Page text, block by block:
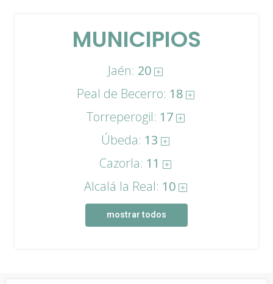
MUNICIPIOS
Jaén: 20
Peal de Becerro: 18
Torreperogil: 17
Úbeda: 13
Cazorla: 11
Alcalá la Real: 10
mostrar todos